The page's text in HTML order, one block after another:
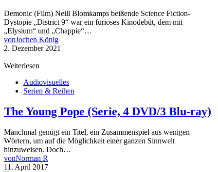
Demonic (Film) Neill Blomkamps beißende Science Fiction-
Dystopie „District 9“ war ein furioses Kinodebüt, dem mit
„Elysium“ und „Chappie“…
vonJochen König
2. Dezember 2021
Weiterlesen
Audiovisuelles
Serien & Reihen
The Young Pope (Serie, 4 DVD/3 Blu-ray)
Manchmal genügt ein Titel, ein Zusammenspiel aus wenigen
Wörtern, um auf die Möglichkeit einer ganzen Sinnwelt
hinzuweisen. Doch…
vonNorman R
11. April 2017